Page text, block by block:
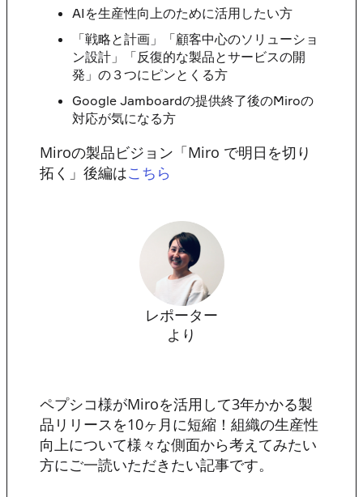
AIを生産性向上のために活用したい方
「戦略と計画」「顧客中心のソリューショ
ン設計」「反復的な製品とサービスの開
発」の３つにピンとくる方
Google Jamboardの提供終了後のMiroの
対応が気になる方
Miroの製品ビジョン「Miro で明日を切り
拓く」後編はこちら
レポーター
より
ペプシコ様がMiroを活用して3年かかる製
品リリースを10ヶ月に短縮！組織の生産性
向上について様々な側面から考えてみたい
方にご一読いただきたい記事です。